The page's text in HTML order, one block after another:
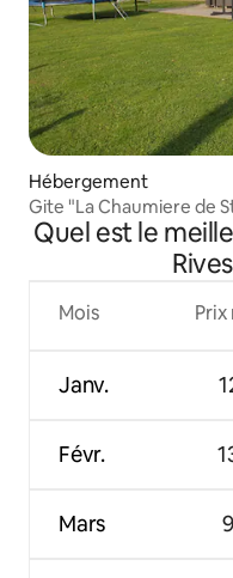
Hébergement
Gite "La Chaumiere de
Quel est le
Mois
Janv.
Févr.
Mars